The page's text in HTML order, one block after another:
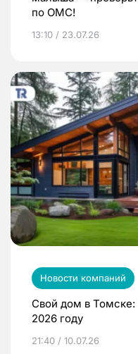
по ОМС!
13:10 / 23.07.26
Новости компаний
Свой дом в Томске:
2026 году
21:40 / 10.07.26